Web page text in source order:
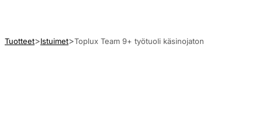
Tuotteet Istuimet Toplux Team 9+ työtuoli käsinojaton